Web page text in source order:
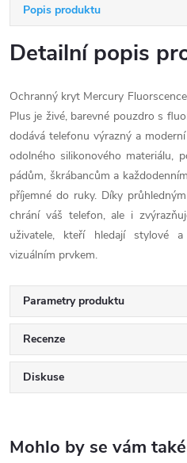
Popis produktu
Detailní popis
Ochranný kryt Mercury
Plus je živé, barevné pouzdro s
dodává telefonu výrazný a
odolného silikonového materiálu,
pádům, škrábancům a
příjemné do ruky. Díky
chrání váš telefon, ale i
uživatele, kteří hledají stylové
vizuálním prvkem.
Parametry produktu
Recenze
Diskuse